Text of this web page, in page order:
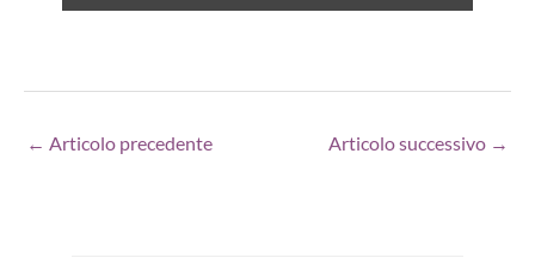
← Articolo precedente Articolo successivo →